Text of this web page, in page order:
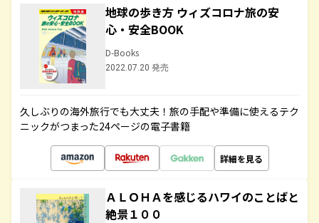
地球の歩き方 ウィズコロナ旅の安
心・安全BOOK
D-Books
2022.07.20 発売
久しぶりの海外旅行でも大丈夫！旅の手配や準備に使えるテク
ニックがつまった24ページの電子書籍
詳細を見る
ＡＬＯＨＡを感じるハワイのことばと
絶景１００